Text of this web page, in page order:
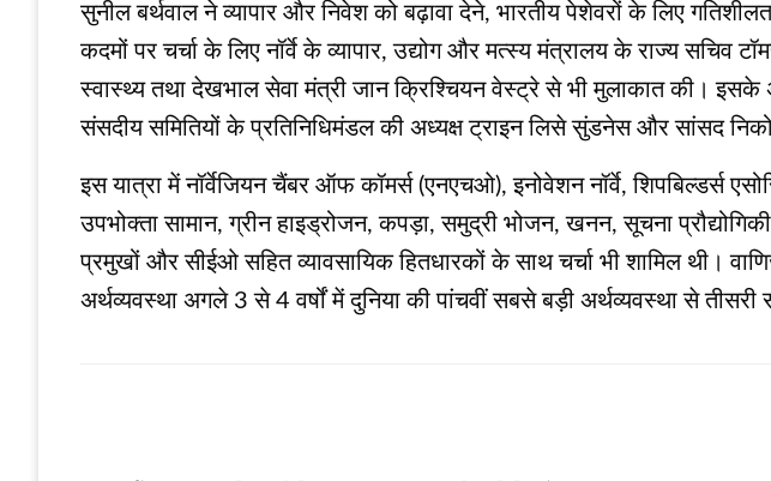
सुनील बर्थवाल ने व्यापार और निवेश को बढ़ावा देने, भारतीय पेशेवरों के लिए
कदमों पर चर्चा के लिए नॉर्वे के व्यापार, उद्योग और मत्स्य मंत्रालय के राज्य सचिव
स्वास्थ्य तथा देखभाल सेवा मंत्री जान क्रिश्चियन वेस्ट्रे से भी मुलाकात की। इसके
संसदीय समितियों के प्रतिनिधिमंडल की अध्यक्ष ट्राइन लिसे सुंडनेस और सांसद
इस यात्रा में नॉर्वेजियन चैंबर ऑफ कॉमर्स (एनएचओ), इनोवेशन नॉर्वे, शिपबिल्डर्स
उपभोक्ता सामान, ग्रीन हाइड्रोजन, कपड़ा, समुद्री भोजन, खनन, सूचना
प्रमुखों और सीईओ सहित व्यावसायिक हितधारकों के साथ चर्चा भी शामिल थी।
अर्थव्यवस्था अगले 3 से 4 वर्षों में दुनिया की पांचवीं सबसे बड़ी अर्थव्यवस्था से